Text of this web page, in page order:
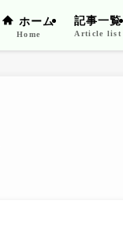
ホーム
Home
記事一覧
Article list